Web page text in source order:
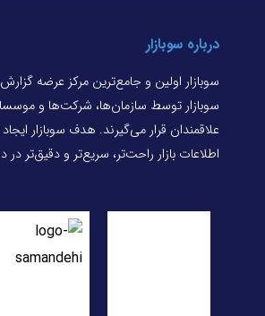
درباره سوبازار
سوبازار اولین و جامع‌ترین مرکز عرضه
سوبازار توسط سازمان‌ها، شرکت‌ها و
علاقمندان قرار می‌گیرند. هدف سوبازار
اطلاعات بازار راحت‌تر، سریع‌تر و دقیق‌تر